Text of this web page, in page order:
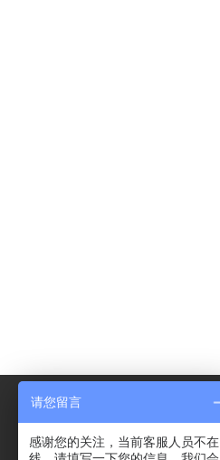
请您留言
感谢您的关注，当前客服人员不在